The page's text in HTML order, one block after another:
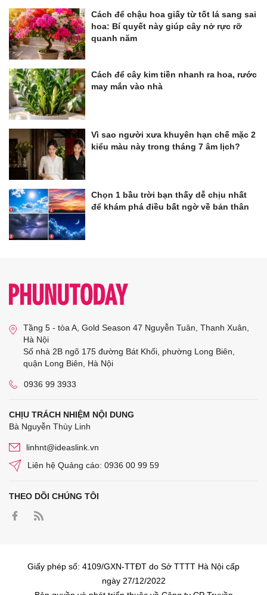
Cách để chậu hoa giấy từ tốt lá sang sai
hoa: Bí quyết này giúp cây nở rực rỡ
quanh năm
Cách để cây kim tiền nhanh ra hoa, rước
may mắn vào nhà
Vì sao người xưa khuyên hạn chế mặc 2
kiểu màu này trong tháng 7 âm lịch?
Chọn 1 bầu trời bạn thấy dễ chịu nhất
để khám phá điều bất ngờ về bản thân
Tầng 5 - tòa A, Gold Season 47 Nguyễn Tuân, Thanh Xuân,
Hà Nội
Số nhà 2B ngõ 175 đường Bát Khối, phường Long Biên,
quận Long Biên, Hà Nội
0936 99 3933
CHỊU TRÁCH NHIỆM NỘI DUNG
Bà Nguyễn Thùy Linh
linhnt@ideaslink.vn
Liên hệ Quảng cáo: 0936 00 99 59
THEO DÕI CHÚNG TÔI
Giấy phép số: 4109/GXN-TTĐT do Sở TTTT Hà Nội cấp
ngày 27/12/2022